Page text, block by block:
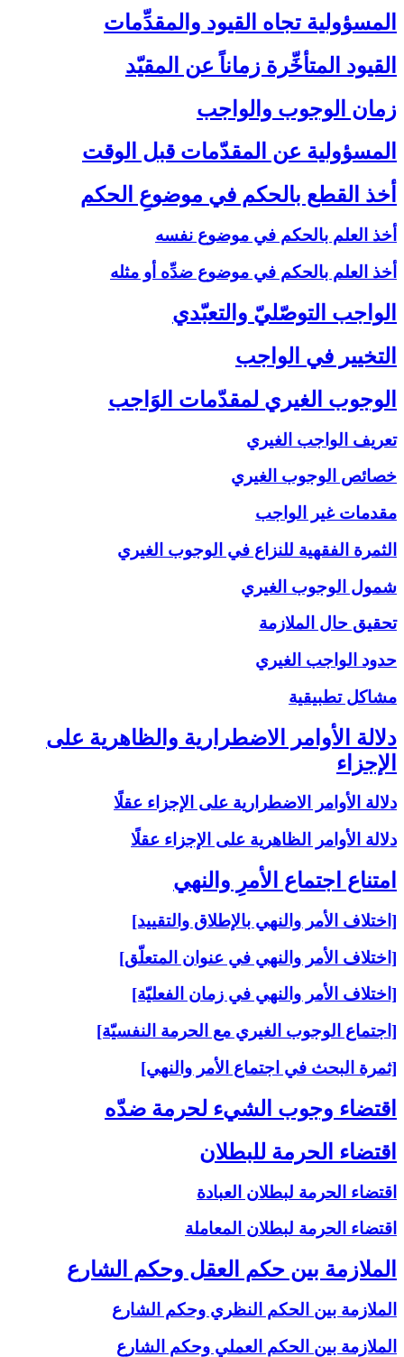
المسؤولية تجاه القيود والمقدِّمات‏
القيود المتأخِّرة زماناً عن المقيّد
زمان الوجوب والواجب‏
المسؤولية عن المقدّمات قبل الوقت‏
أخذ القطع بالحكم في موضوعِ الحكم‏
أخذ العلم بالحكم في موضوع نفسه
أخذ العلم بالحكم في موضوع ضدِّه أو مثله
الواجب التوصّليّ والتعبّدي‏
التخيير في الواجب‏
الوجوب الغيري لمقدّمات الوَاجب‏
تعريف الواجب الغيري
خصائص الوجوب الغيري
مقدمات غير الواجب
الثمرة الفقهية للنزاع في الوجوب الغيري
شمول الوجوب الغيري
تحقيق حال الملازمة
حدود الواجب الغيري
مشاكل تطبيقية
دلالة الأوامر الاضطرارية والظاهرية على
الإجزاء
دلالة الأوامر الاضطرارية على الإجزاء عقلًا
دلالة الأوامر الظاهرية على الإجزاء عقلًا
امتناع اجتماع الأمرِ والنهي‏
[اختلاف الأمر والنهي بالإطلاق والتقييد]
[اختلاف الأمر والنهي في عنوان المتعلّق]
[اختلاف الأمر والنهي في زمان الفعليّة]
[اجتماع الوجوب الغيري مع الحرمة النفسيّة]
[ثمرة البحث في اجتماع الأمر والنهي]
اقتضاء وجوب الشي‏ء لحرمة ضدّه‏
اقتضاء الحرمة للبطلان‏
اقتضاء الحرمة لبطلان العبادة
اقتضاء الحرمة لبطلان المعاملة
الملازمة بين حكم العقل وحكم الشارع‏
الملازمة بين الحكم النظري وحكم الشارع
الملازمة بين الحكم العملي وحكم الشارع